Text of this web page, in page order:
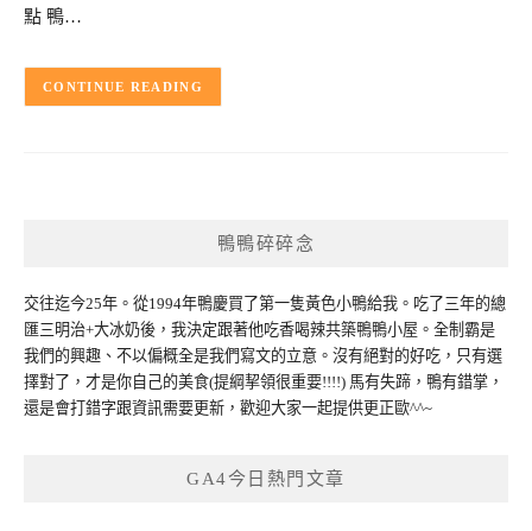
點 鴨…
CONTINUE READING
鴨鴨碎碎念
交往迄今25年。從1994年鴨慶買了第一隻黃色小鴨給我。吃了三年的總
匯三明治+大冰奶後，我決定跟著他吃香喝辣共築鴨鴨小屋。全制霸是
我們的興趣、不以偏概全是我們寫文的立意。沒有絕對的好吃，只有選
擇對了，才是你自己的美食(提綱挈領很重要!!!!) 馬有失蹄，鴨有錯掌，
還是會打錯字跟資訊需要更新，歡迎大家一起提供更正歐^^~
GA4今日熱門文章